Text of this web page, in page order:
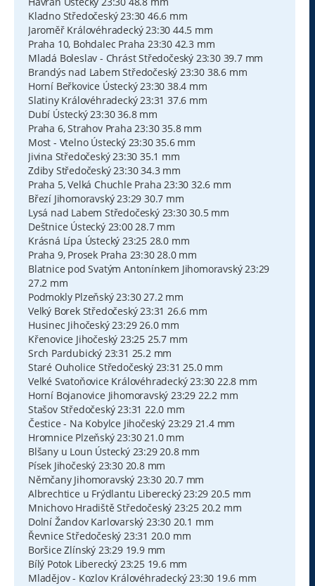
Kladno Středočeský 23:30 46.6 mm
Jaroměř Královéhradecký 23:30 44.5 mm
Praha 10, Bohdalec Praha 23:30 42.3 mm
Mladá Boleslav - Chrást Středočeský 23:30 39.7 mm
Brandýs nad Labem Středočeský 23:30 38.6 mm
Horní Beřkovice Ústecký 23:30 38.4 mm
Slatiny Královéhradecký 23:31 37.6 mm
Dubí Ústecký 23:30 36.8 mm
Praha 6, Strahov Praha 23:30 35.8 mm
Most - Vtelno Ústecký 23:30 35.6 mm
Jivina Středočeský 23:30 35.1 mm
Zdiby Středočeský 23:30 34.3 mm
Praha 5, Velká Chuchle Praha 23:30 32.6 mm
Březí Jihomoravský 23:29 30.7 mm
Lysá nad Labem Středočeský 23:30 30.5 mm
Deštnice Ústecký 23:00 28.7 mm
Krásná Lípa Ústecký 23:25 28.0 mm
Praha 9, Prosek Praha 23:30 28.0 mm
Blatnice pod Svatým Antonínkem Jihomoravský 23:29
27.2 mm
Podmokly Plzeňský 23:30 27.2 mm
Velký Borek Středočeský 23:31 26.6 mm
Husinec Jihočeský 23:29 26.0 mm
Křenovice Jihočeský 23:25 25.7 mm
Srch Pardubický 23:31 25.2 mm
Staré Ouholice Středočeský 23:31 25.0 mm
Velké Svatoňovice Královéhradecký 23:30 22.8 mm
Horní Bojanovice Jihomoravský 23:29 22.2 mm
Stašov Středočeský 23:31 22.0 mm
Čestice - Na Kobylce Jihočeský 23:29 21.4 mm
Hromnice Plzeňský 23:30 21.0 mm
Blšany u Loun Ústecký 23:29 20.8 mm
Písek Jihočeský 23:30 20.8 mm
Němčany Jihomoravský 23:30 20.7 mm
Albrechtice u Frýdlantu Liberecký 23:29 20.5 mm
Mnichovo Hradiště Středočeský 23:25 20.2 mm
Dolní Žandov Karlovarský 23:30 20.1 mm
Řevnice Středočeský 23:31 20.0 mm
Boršice Zlínský 23:29 19.9 mm
Bílý Potok Liberecký 23:25 19.6 mm
Mladějov - Kozlov Královéhradecký 23:30 19.6 mm